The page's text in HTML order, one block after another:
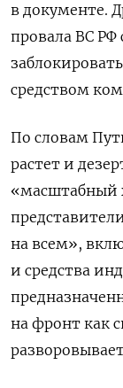
в документе.
провала ВС
средством
По словам
растет и
«масштабный
на всем»,
и средства
на фронт как